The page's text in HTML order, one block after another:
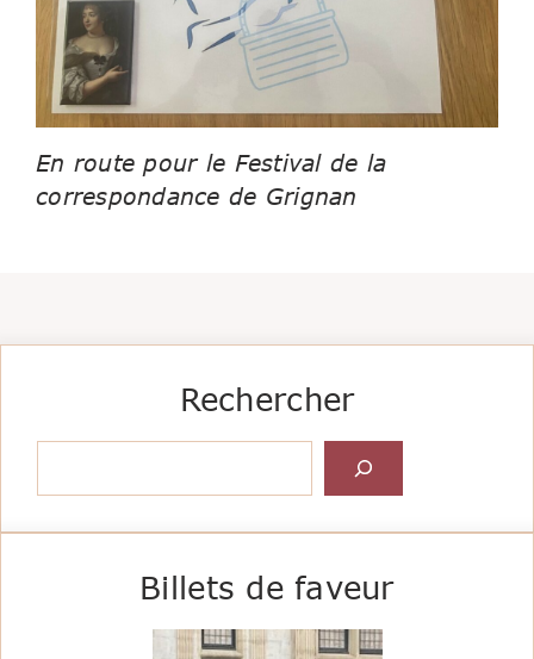
En route pour le Festival de la
correspondance de Grignan
Rechercher
Billets de faveur